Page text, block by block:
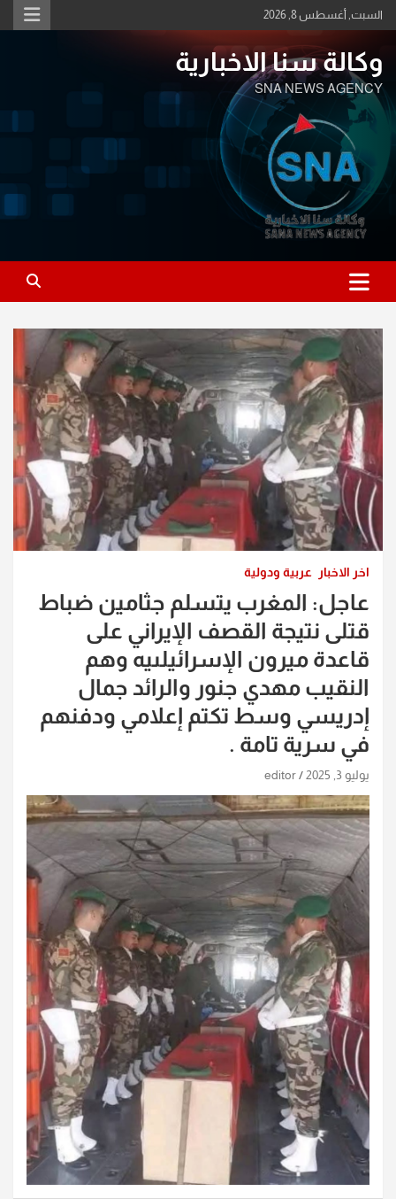
Skip
to
السبت, أغسطس 8, 2026
وكالة سنا الاخبارية
SNA NEWS AGENCY
اخر الاخبار عربية ودولية
عاجل: المغرب يتسلم جثامين ضباط
قتلى نتيجة القصف الإيراني على
قاعدة ميرون الإسرائيلىيه وهم
النقيب مهدي جنور والرائد جمال
إدريسي وسط تكتم إعلامي ودفنهم
في سرية تامة .
يوليو 3, 2025 editor